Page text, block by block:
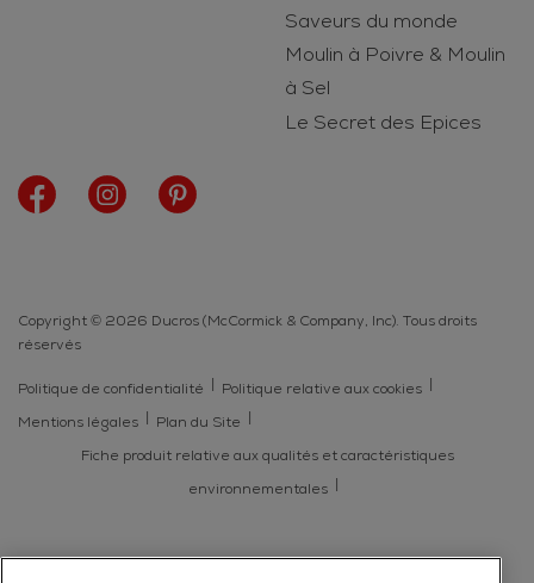
Saveurs du monde
Moulin à Poivre & Moulin
à Sel
Le Secret des Epices
Copyright © 2026 Ducros (McCormick & Company, Inc). Tous droits
réservés
Politique de confidentialité
Politique relative aux cookies
Mentions légales
Plan du Site
Fiche produit relative aux qualités et caractéristiques
environnementales